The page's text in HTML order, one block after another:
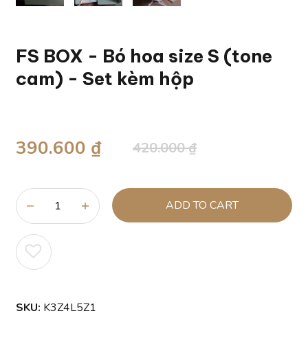
FS BOX - Bó hoa size S (tone
cam) - Set kèm hộp
390.600 ₫ 420.000 ₫
ADD TO CART
SKU: K3Z4L5Z1